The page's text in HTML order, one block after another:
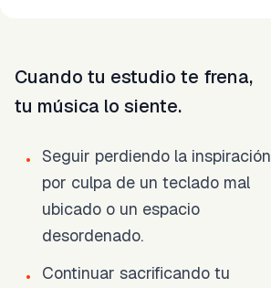
Cuando tu estudio te frena,
tu música lo siente.
•
Seguir perdiendo la inspiración
por culpa de un teclado mal
ubicado o un espacio
desordenado.
•
Continuar sacrificando tu